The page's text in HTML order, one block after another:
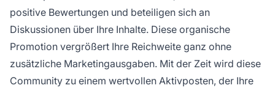
positive Bewertungen und beteiligen sich an
Diskussionen über Ihre Inhalte. Diese organische
Promotion vergrößert Ihre Reichweite ganz ohne
zusätzliche Marketingausgaben. Mit der Zeit wird diese
Community zu einem wertvollen Aktivposten, der Ihre